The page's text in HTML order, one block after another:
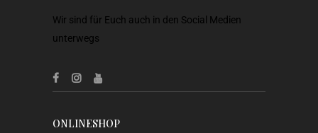
Wir sind für Euch auch in den Social Medien
unterwegs
ONLINESHOP